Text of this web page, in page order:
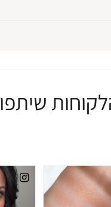
שיתפו